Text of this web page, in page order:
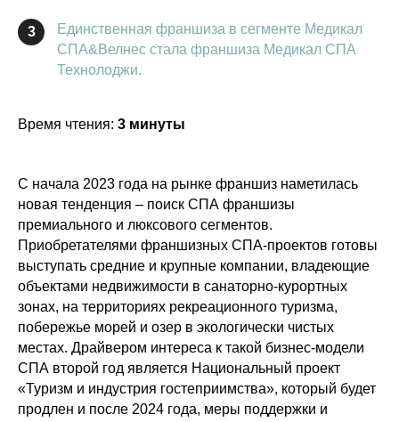
3
Единственная франшиза в сегменте Медикал
СПА&Велнес стала франшиза Медикал СПА
Технолоджи.
Время чтения: 3 минуты
С начала 2023 года на рынке франшиз наметилась
новая тенденция – поиск СПА франшизы
премиального и люксового сегментов.
Приобретателями франшизных СПА-проектов готовы
выступать средние и крупные компании, владеющие
объектами недвижимости в санаторно-курортных
зонах, на территориях рекреационного туризма,
побережье морей и озер в экологически чистых
местах. Драйвером интереса к такой бизнес-модели
СПА второй год является Национальный проект
«Туризм и индустрия гостеприимства», который будет
продлен и после 2024 года, меры поддержки и